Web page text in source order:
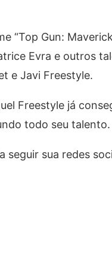
“Top Gun:
Evra e outros
e Javi Freestyle.
Freestyle já
todo seu talento.
seguir sua redes